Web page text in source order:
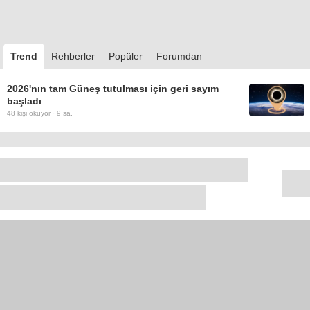
Trend Rehberler Popüler Forumdan
2026'nın tam Güneş tutulması için geri sayım
başladı
48 kişi okuyor · 9 sa.